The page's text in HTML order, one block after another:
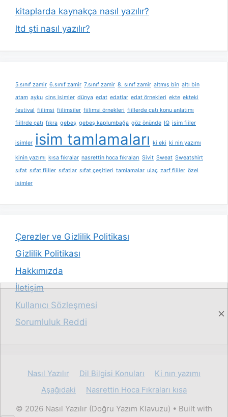
kitaplarda kaynakça nasıl yazılır?
ltd şti nasıl yazılır?
5.sınıf zamir 6.sınıf zamir 7.sınıf zamir 8. sınıf zamir altmış bin altı bin
atam ayku cins isimler dünya edat edatlar edat örnekleri ekte ekteki
festival fiilimsi fiilimsiler fiilimsi örnekleri fiillerde çatı konu anlatımı
fiillrde çatı fıkra gebeş gebeş kaplumbağa göz önünde IQ isim fiiler
isimler isim tamlamaları ki eki ki nin yazımı
kinin yazımı kısa fıkralar nasrettin hoca fıkraları Sivit Sweat Sweatshirt
sıfat sıfat fiiller sıfatlar sıfat çeşitleri tamlamalar ulaç zarf fiiller özel
isimler
Çerezler ve Gizlilik Politikası
Gizlilik Politikası
Hakkımızda
İletişim
Kullanıcı Sözleşmesi
Sorumluluk Reddi
Nasıl Yazılır Dil Bilgisi Konuları
Ki nın yazımı
Aşağıdaki
Nasrettin Hoca Fıkraları kısa
© 2026 Nasıl Yazılır (Doğru Yazım Klavuzu) • Built with